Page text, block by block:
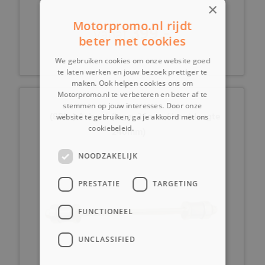
vanaf399,-
(8B5e) Asbout (lager 26mm / bout lengte
240mm)
×
Motorpromo.nl rijdt
beter met cookies
We gebruiken cookies om onze website goed
te laten werken en jouw bezoek prettiger te
maken. Ook helpen cookies ons om
Motorpromo.nl te verbeteren en beter af te
stemmen op jouw interesses. Door onze
website te gebruiken, ga je akkoord met ons
cookiebeleid.
NOODZAKELIJK
PRESTATIE TARGETING
FUNCTIONEEL
UNCLASSIFIED